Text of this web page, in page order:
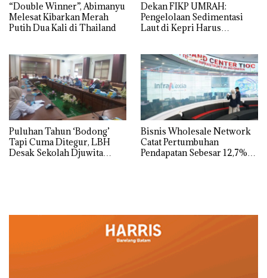
“Double Winner”, Abimanyu
Melesat Kibarkan Merah
Putih Dua Kali di Thailand
Dekan FIKP UMRAH:
Pengelolaan Sedimentasi
Laut di Kepri Harus
dengan Konservasi
Puluhan Tahun ‘Bodong’
Tapi Cuma Ditegur, LBH
Desak Sekolah Djuwita
Bisnis Wholesale Network
Catat Pertumbuhan
Pendapatan Sebesar 12,7%